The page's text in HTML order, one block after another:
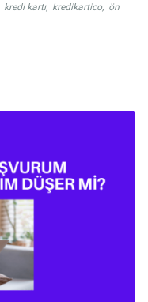
kredi kartı, kredikartico, ön